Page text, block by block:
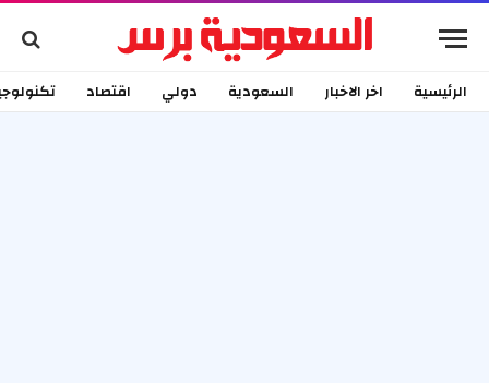
الرئيسية اخر الاخبار السعودية دولي اقتصاد